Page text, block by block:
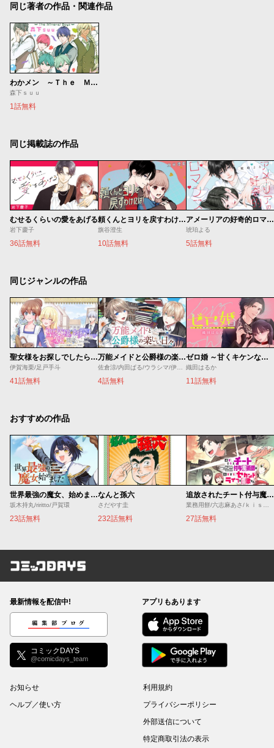
同じ著者の作品・関連作品
わかメン ～Ｔｈｅ Ｍｉｎｅｒａｌ Ｂｏｙｓ～
森下ｓｕｕ
1話無料
同じ掲載誌の作品
むせるくらいの愛をあげる
岩下慶子
36話無料
頼くんとヨリを戻すわけには！
旗谷澄生
10話無料
アメーリアの好奇的ロマンス
琥珀よる
5話無料
同じジャンルの作品
聖女様をお探しでしたら妹で間違いありません。さあどうぞお連れください、今すぐ。
伊賀海栗/足戸手斗
41話無料
万能メイドと公爵様の楽しい日々
佐倉涼/内田ぱる/ウラシマ/伊藤テリヤキ
4話無料
ゼロ婚 ～甘くキケンな極秘任務～
織田はるか
11話無料
おすすめの作品
世界最強の魔女、始めました ～私だけ『攻略サイト』を見れる世界で自由に生きます～
坂木持丸/riritto/戸賀環
23話無料
なんと孫六
さだやす圭
232話無料
追放されたチート付与魔術師は気ままなセカンドライフを謳歌する。 ～俺は武器だけじゃなく、あらゆるものに『強化ポイント』を付与できるし、俺の意思でいつでも効果を解除できるけど、残った人たち大丈夫？～
27話無料
コミックDAYS
最新情報を配信中!
編集部ブログ
コミックDAYS
@comicdays_team
アプリもあります
お知らせ
ヘルプ／使い方
利用規約
プライバシーポリシー
外部送信について
特定商取引法の表示